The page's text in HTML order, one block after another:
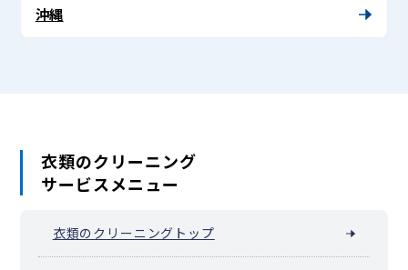
沖縄
衣類のクリーニング
サービスメニュー
衣類のクリーニングトップ